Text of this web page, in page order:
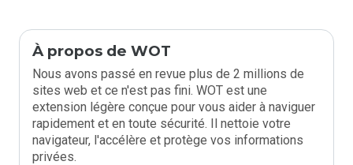
À propos de WOT
Nous avons passé en revue plus de 2 millions de
sites web et ce n'est pas fini. WOT est une
extension légère conçue pour vous aider à naviguer
rapidement et en toute sécurité. Il nettoie votre
navigateur, l'accélère et protège vos informations
privées.